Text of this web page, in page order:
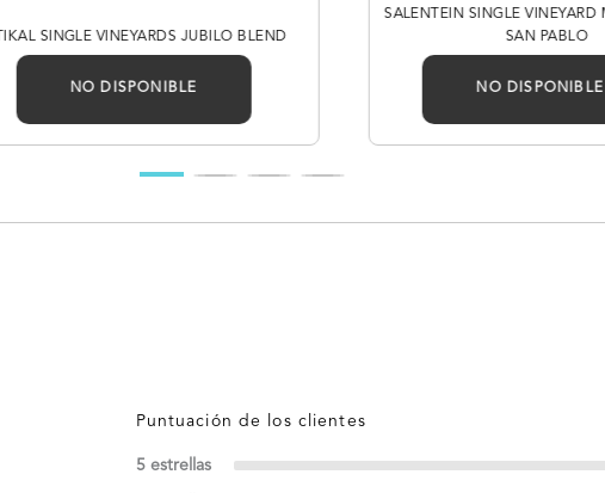
TIKAL SINGLE VINEYARDS JUBILO BLEND
NO DISPONIBLE
SALENTEIN SINGLE VINEYARD
SAN PABLO
NO DISPONIBLE
5 estrellas